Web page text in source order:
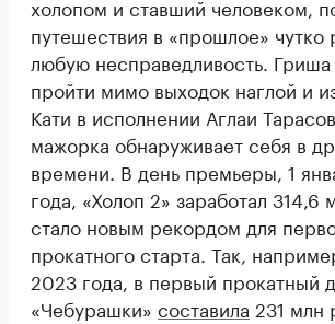
холопом и ставший человеком,
путешествия в «прошлое» чутко
любую несправедливость.
пройти мимо выходок наглой и
Кати в исполнении Аглаи
мажорка обнаруживает себя в
времени. В день премьеры, 1
года, «Холоп 2» заработал 314,6
стало новым рекордом для
прокатного старта. Так,
2023 года, в первый прокатный
«Чебурашки» составила 231 млн